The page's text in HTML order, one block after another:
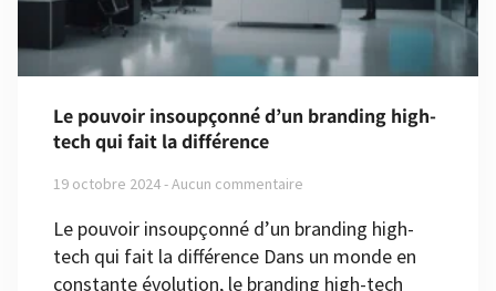
Le pouvoir insoupçonné d’un branding high-
tech qui fait la différence
19 octobre 2024 Aucun commentaire
Le pouvoir insoupçonné d’un branding high-
tech qui fait la différence Dans un monde en
constante évolution, le branding high-tech